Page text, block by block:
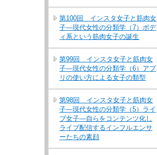
第100回 インスタ女子と筋肉女
子―現代女性の分類学（7）ボデ
ィ系という筋肉女子の誕生
第99回 インスタ女子と筋肉女
子―現代女性の分類学（6）アプ
リの使い方による女子の類型
第98回 インスタ女子と筋肉女
子―現代女性の分類学（5）ライ
ブ女子―自らをコンテンツ化し
ライブ配信するインフルエンサ
ーたちの素顔